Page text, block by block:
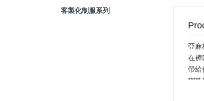
客製化制服系列
亞麻
在褲
帶給
*****